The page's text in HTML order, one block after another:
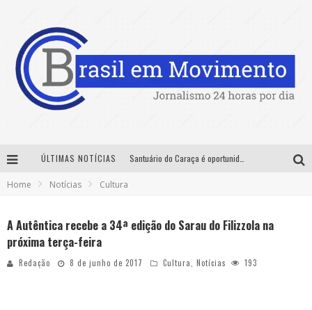
ÚLTIMAS NOTÍCIAS
Home Notícias Cultura
A Autêntica recebe a 34ª edição do Sarau do Filizzola na
próxima terça-feira
Redação 8 de junho de 2017 Cultura Notícias 193